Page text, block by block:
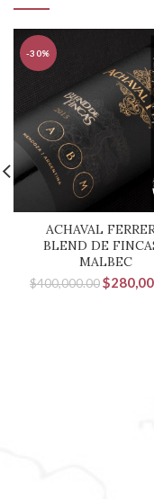
-30%
ACHAVAL
BLEND DE
MALBEC
$400,000.00El
$